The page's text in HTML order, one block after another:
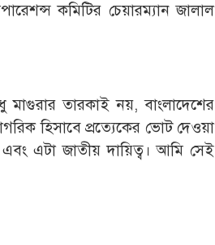
কমিটির চেয়ারম্যান জালাল
তারকাই নয়, বাংলাদেশের
হিসাবে প্রত্যেকের ভোট দেওয়া
এটা জাতীয় দায়িত্ব। আমি সেই